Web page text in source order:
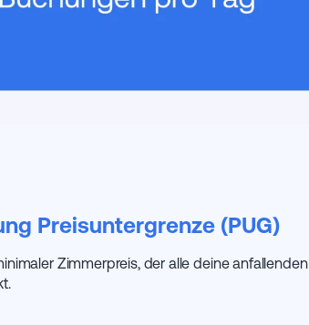
Preisuntergrenze (PUG)
Zimmerpreis, der alle deine anfallenden